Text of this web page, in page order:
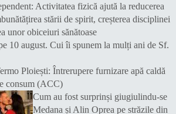
Activitatea fizică ajută la reducerea
stării de spirit, creșterea disciplinei
unor obiceiuri sănătoase
10 august. Cui îi spunem la mulți ani de Sf.
Ploiești: Întrerupere furnizare apă caldă
consum (ACC)
Cum au fost surprinși giugiulindu-se
Medana și Alin Oprea pe străzile din